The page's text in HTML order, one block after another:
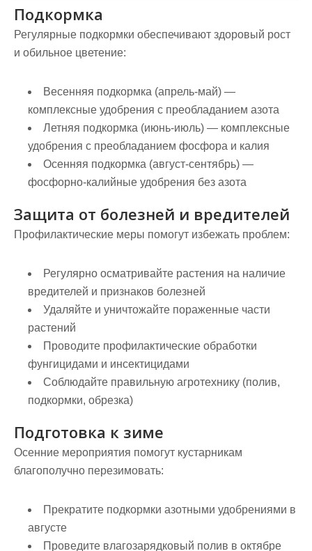
Подкормка
Регулярные подкормки обеспечивают здоровый рост
и обильное цветение:
Весенняя подкормка (апрель-май) —
комплексные удобрения с преобладанием азота
Летняя подкормка (июнь-июль) — комплексные
удобрения с преобладанием фосфора и калия
Осенняя подкормка (август-сентябрь) —
фосфорно-калийные удобрения без азота
Защита от болезней и вредителей
Профилактические меры помогут избежать проблем:
Регулярно осматривайте растения на наличие
вредителей и признаков болезней
Удаляйте и уничтожайте пораженные части
растений
Проводите профилактические обработки
фунгицидами и инсектицидами
Соблюдайте правильную агротехнику (полив,
подкормки, обрезка)
Подготовка к зиме
Осенние мероприятия помогут кустарникам
благополучно перезимовать:
Прекратите подкормки азотными удобрениями в
августе
Проведите влагозарядковый полив в октябре